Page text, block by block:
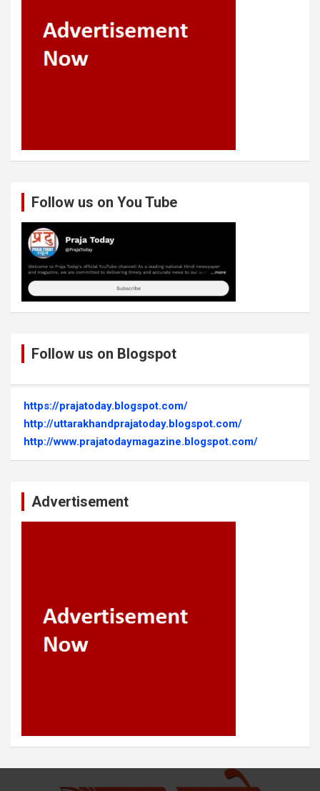
Follow us on You Tube
Follow us on Blogspot
https://prajatoday.blogspot.com/
http://uttarakhandprajatoday.blogspot.com/
http://www.prajatodaymagazine.blogspot.com/
Advertisement